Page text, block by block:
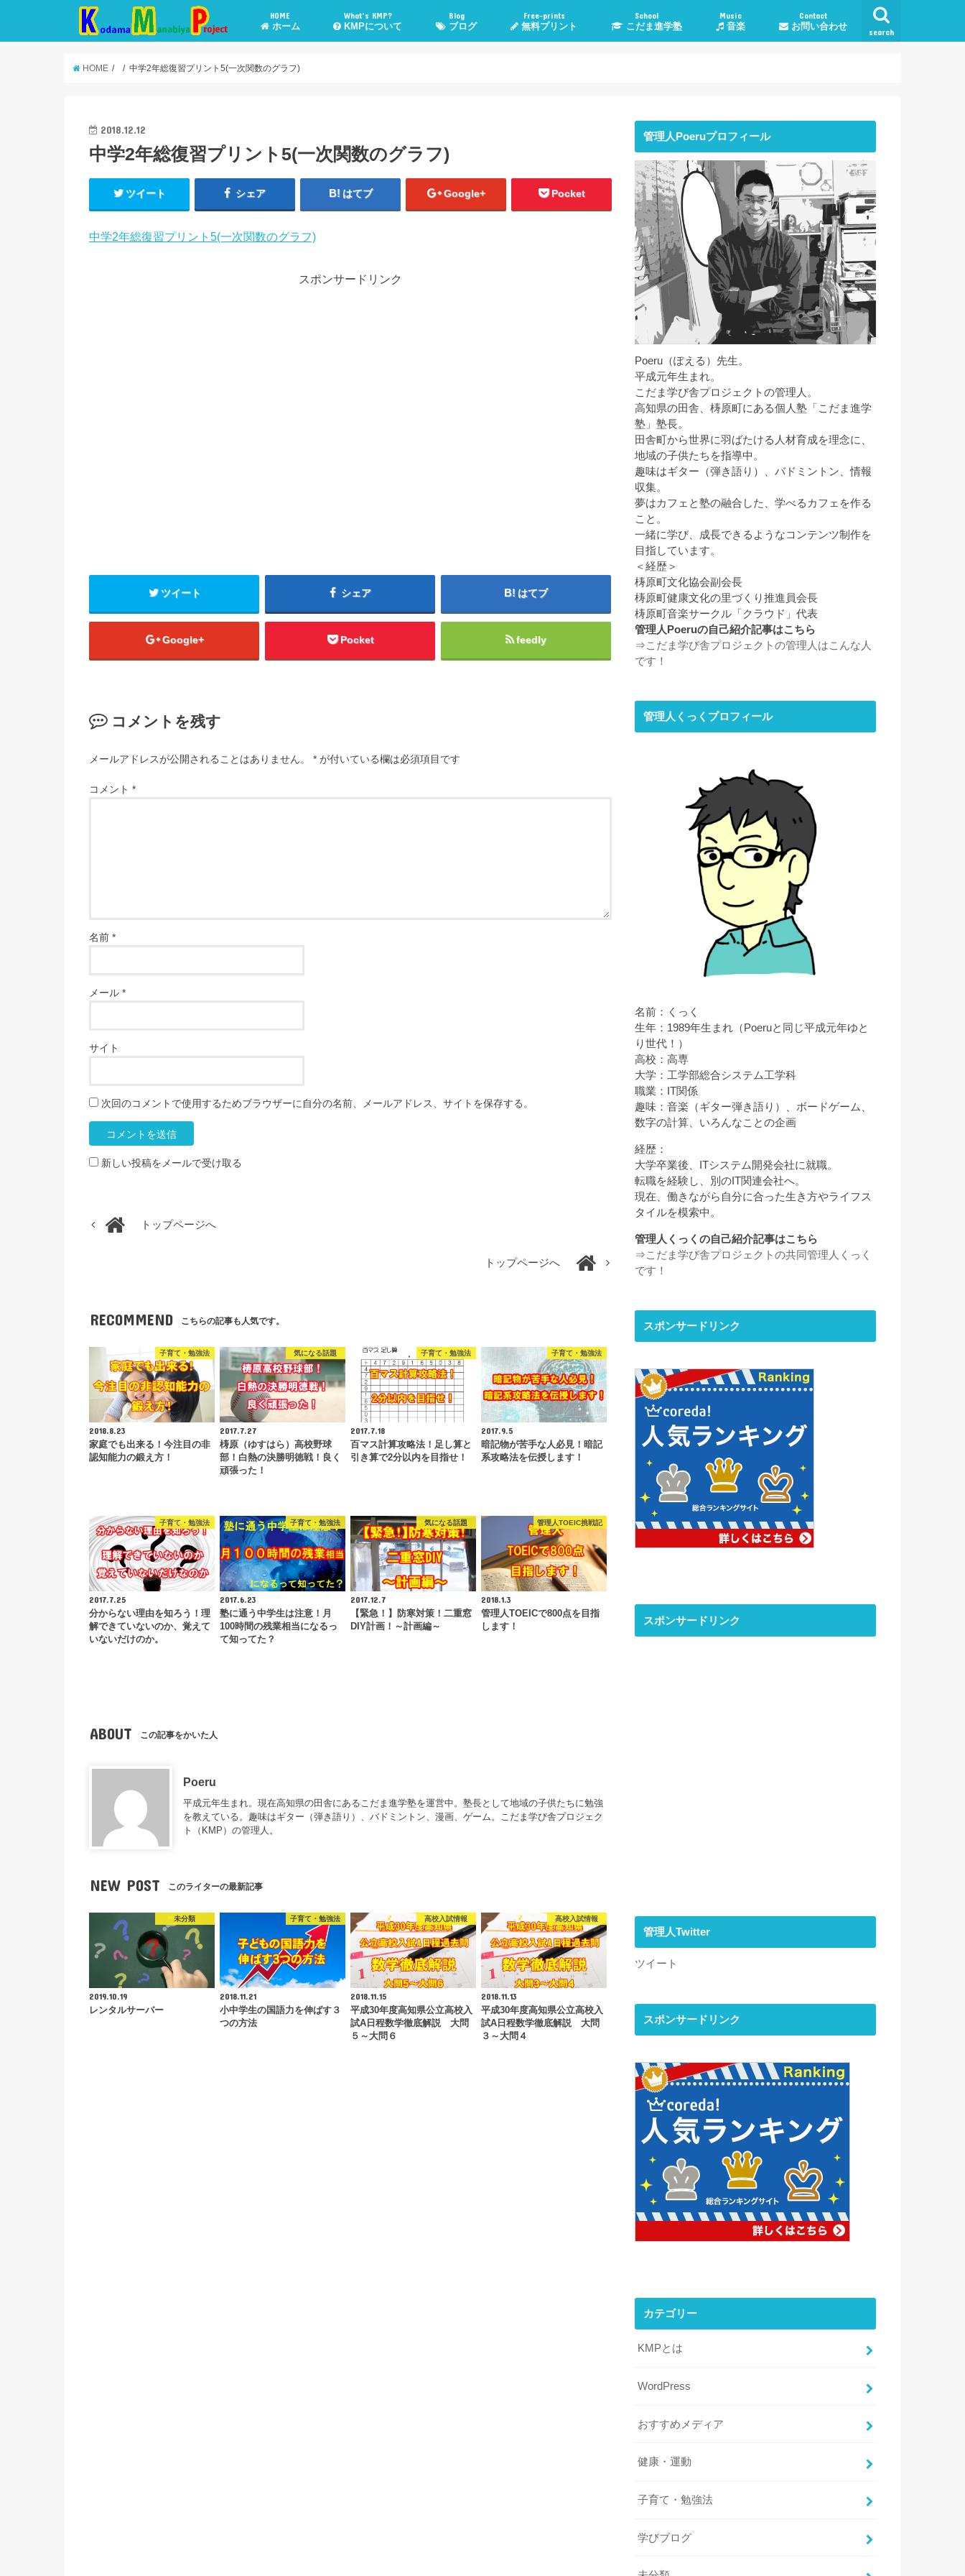
search
HOME
ホーム
What’s KMP?
KMPについて
Blog
ブログ
Free-prints
無料プリント
School
こだま進学塾
Music
音楽
Contact
お問い合わせ
HOME 中学2年総復習プリント5(一次関数のグラフ)
2018.12.12
中学2年総復習プリント5(一次関数のグラフ)
ツイート シェア はてブ Google+ Pocket
中学2年総復習プリント5(一次関数のグラフ)
スポンサードリンク
ツイート シェア はてブ
Google+ Pocket feedly
コメントを残す
メールアドレスが公開されることはありません。 * が付いている欄は必須項目です
コメント *
名前 *
メール *
サイト
次回のコメントで使用するためブラウザーに自分の名前、メールアドレス、サイトを保存する。
新しい投稿をメールで受け取る
トップページへ
トップページへ
RECOMMEND こちらの記事も人気です。
子育て・勉強法
2018.8.23
家庭でも出来る！今注目の非
認知能力の鍛え方！
気になる話題
2017.7.27
梼原（ゆすはら）高校野球
部！白熱の決勝明徳戦！良く
頑張った！
子育て・勉強法
2017.7.18
百マス計算攻略法！足し算と
引き算で2分以内を目指せ！
子育て・勉強法
2017.9.5
暗記物が苦手な人必見！暗記
系攻略法を伝授します！
子育て・勉強法
2017.7.25
分からない理由を知ろう！理
解できていないのか、覚えて
いないだけのか。
子育て・勉強法
2017.6.23
塾に通う中学生は注意！月
100時間の残業相当になるっ
て知ってた？
気になる話題
2017.12.7
【緊急！】防寒対策！二重窓
DIY計画！～計画編～
管理人TOEIC挑戦記
2018.1.3
管理人TOEICで800点を目指
します！
ABOUT この記事をかいた人
Poeru
平成元年生まれ。現在高知県の田舎にあるこだま進学塾を運営中。塾長として地域の子供たちに勉強
を教えている。趣味はギター（弾き語り）、バドミントン、漫画、ゲーム。こだま学び舎プロジェク
ト（KMP）の管理人。
NEW POST このライターの最新記事
未分類
2019.10.19
レンタルサーバー
子育て・勉強法
2018.11.21
小中学生の国語力を伸ばす３
つの方法
高校入試情報
2018.11.15
平成30年度高知県公立高校入
試A日程数学徹底解説 大問
５～大問６
高校入試情報
2018.11.13
平成30年度高知県公立高校入
試A日程数学徹底解説 大問
３～大問４
管理人Poeruプロフィール
Poeru（ぽえる）先生。
平成元年生まれ。
こだま学び舎プロジェクトの管理人。
高知県の田舎、梼原町にある個人塾「こだま進学
塾」塾長。
田舎町から世界に羽ばたける人材育成を理念に、
地域の子供たちを指導中。
趣味はギター（弾き語り）、バドミントン、情報
収集。
夢はカフェと塾の融合した、学べるカフェを作る
こと。
一緒に学び、成長できるようなコンテンツ制作を
目指しています。
＜経歴＞
梼原町文化協会副会長
梼原町健康文化の里づくり推進員会長
梼原町音楽サークル「クラウド」代表
管理人Poeruの自己紹介記事はこちら
⇒こだま学び舎プロジェクトの管理人はこんな人
です！
管理人くっくプロフィール
名前：くっく
生年：1989年生まれ（Poeruと同じ平成元年ゆと
り世代！）
高校：高専
大学：工学部総合システム工学科
職業：IT関係
趣味：音楽（ギター弾き語り）、ボードゲーム、
数字の計算、いろんなことの企画
経歴：
大学卒業後、ITシステム開発会社に就職。
転職を経験し、別のIT関連会社へ。
現在、働きながら自分に合った生き方やライフス
タイルを模索中。
管理人くっくの自己紹介記事はこちら
⇒こだま学び舎プロジェクトの共同管理人くっく
です！
スポンサードリンク
スポンサードリンク
管理人Twitter
ツイート
スポンサードリンク
カテゴリー
KMPとは
WordPress
おすすめメディア
健康・運動
子育て・勉強法
学びブログ